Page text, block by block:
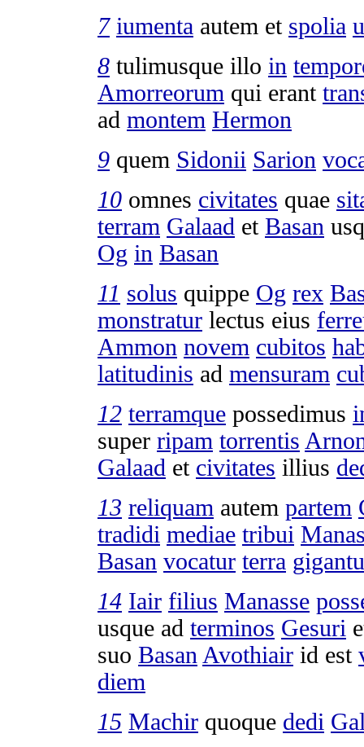
7 iumenta autem et spolia
8 tulimusque illo in
Amorreorum qui erant
ad montem Hermon
9 quem Sidonii Sarion
10 omnes civitates quae
terram Galaad et Basan
Og in Basan
11 solus quippe Og rex
monstratur lectus eius
Ammon novem cubitos
latitudinis ad mensuram
12 terramque possedimus
super ripam torrentis
Galaad et civitates illius
13 reliquam autem partem
tradidi mediae tribui
Basan vocatur terra
14 Iair filius Manasse
usque ad terminos Gesuri
suo Basan Avothiair id est
diem
15 Machir quoque dedi